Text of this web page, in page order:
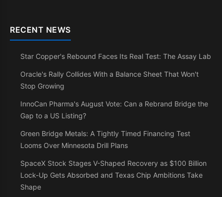
RECENT NEWS
Star Copper's Rebound Faces Its Real Test: The Assay Lab
Oracle's Rally Collides With a Balance Sheet That Won't
Stop Growing
InnoCan Pharma's August Vote: Can a Rebrand Bridge the
Gap to a US Listing?
Green Bridge Metals: A Tightly Timed Financing Test
Looms Over Minnesota Drill Plans
SpaceX Stock Stages V-Shaped Recovery as $100 Billion
Lock-Up Gets Absorbed and Texas Chip Ambitions Take
Shape